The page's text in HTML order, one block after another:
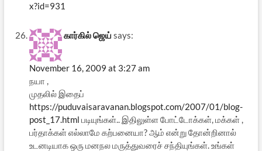
x?id=931
கார்கில் ஜெய் says:
November 16, 2009 at 3:27 am
நயா ,
முதலில் இதைப்
https://puduvaisaravanan.blogspot.com/2007/01/blog-
post_17.html படியுங்கள்.. இதிலுள்ள போட்டோக்கள், மக்கள் ,
பர்தாக்கள் எல்லாமே கற்பனையா? ஆம் என்று தோன்றினால்
உடனடியாக ஒரு மனநல மருத்துவரைச் சந்தியுங்கள். உங்கள்